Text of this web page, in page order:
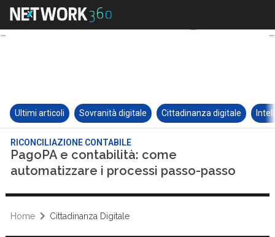
Ultimi articoli Sovranità digitale Cittadinanza digitale
RICONCILIAZIONE CONTABILE
PagoPA e contabilità: come
automatizzare i processi passo-passo
Home Cittadinanza Digitale